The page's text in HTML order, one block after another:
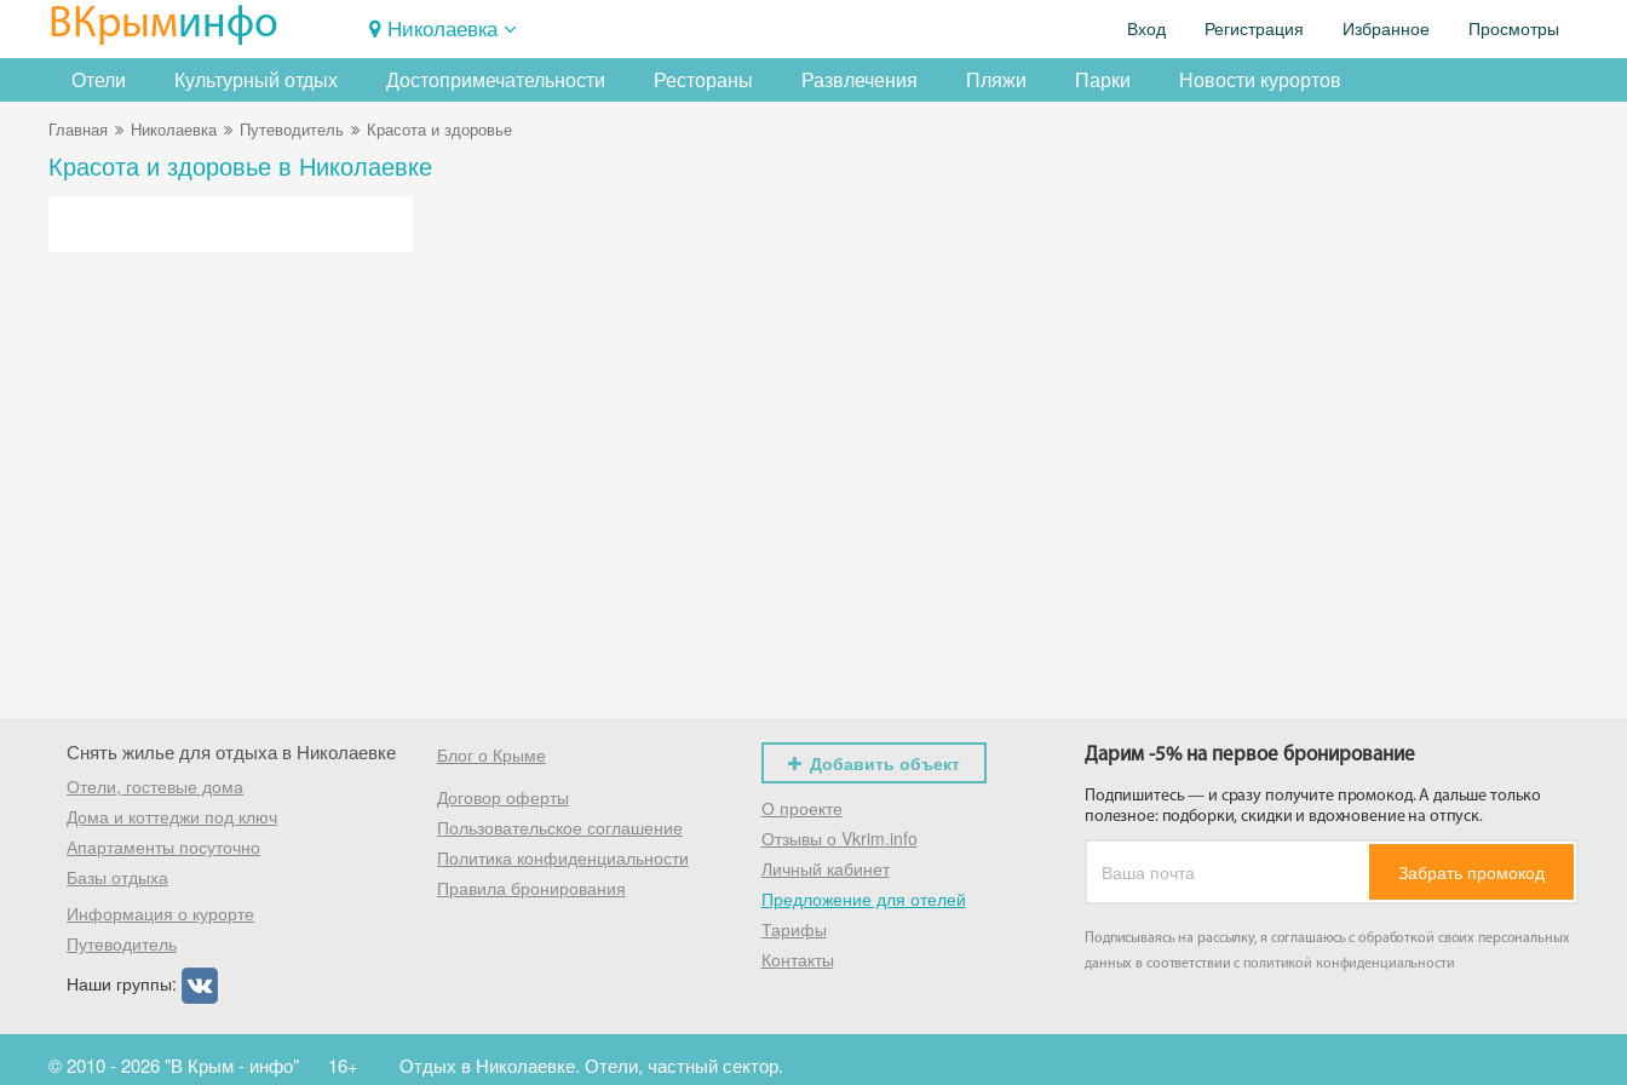
ВКрыминфо Николаевка Вход Регистрация Избранное Просмотры
Отели Культурный отдых Достопримечательности Рестораны Развлечения Пляжи Парки Новости курортов
Главная Николаевка Путеводитель Красота и здоровье
Красота и здоровье в Николаевке
Снять жилье для отдыха в Николаевке
Отели, гостевые дома
Дома и коттеджи под ключ
Апартаменты посуточно
Базы отдыха
Информация о курорте
Путеводитель
Наши группы:
Блог о Крыме
Договор оферты
Пользовательское соглашение
Политика конфиденциальности
Правила бронирования
Добавить объект
О проекте
Отзывы о Vkrim.info
Личный кабинет
Предложение для отелей
Тарифы
Контакты
Дарим -5% на первое бронирование
Подпишитесь — и сразу получите промокод. А дальше только
полезное: подборки, скидки и вдохновение на отпуск.
Забрать промокод
Подписываясь на рассылку, я соглашаюсь с обработкой своих персональных
данных в соответствии с политикой конфиденциальности
© 2010 - 2026 "В Крым - инфо" 16+ Отдых в Николаевке. Отели, частный сектор.